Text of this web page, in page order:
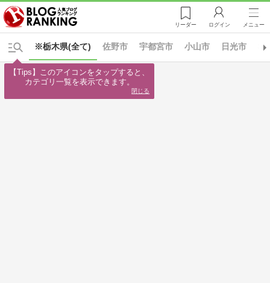
リーダー ログイン メニュー
※栃木県(全て) 佐野市 宇都宮市 小山市 日光市
【Tips】このアイコンをタップすると、
カテゴリ一覧を表示できます。
閉じる